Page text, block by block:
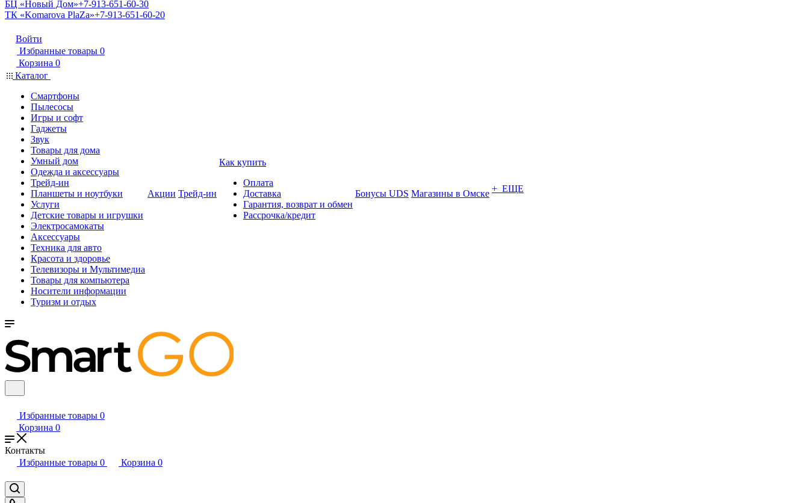
БЦ «Новый Дом»+7-913-651-60-30
ТК «Komarova PlaZa»+7-913-651-60-20
Войти
Избранные товары 0
Корзина 0
Каталог
Смартфоны
Пылесосы
Игры и софт
Гаджеты
Звук
Товары для дома
Умный дом
Одежда и аксессуары
Трейд-ин
Планшеты и ноутбуки
Услуги
Детские товары и игрушки
Электросамокаты
Аксессуары
Техника для авто
Красота и здоровье
Телевизоры и Мультимедиа
Товары для компьютера
Носители информации
Туризм и отдых
Акции Трейд-ин
Как купить
Оплата
Доставка
Гарантия, возврат и обмен
Рассрочка/кредит
Бонусы UDS Магазины в Омске + ЕЩЕ
Избранные товары 0
Корзина 0
Контакты
Избранные товары 0 Корзина 0